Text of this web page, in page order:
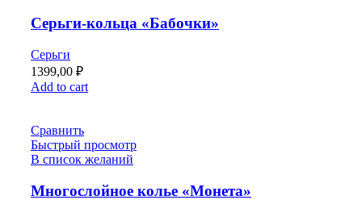
Серьги-кольца «Бабочки»
Серьги
1399,00 ₽
Add to cart
Сравнить
Быстрый просмотр
В список желаний
Многослойное колье «Монета»